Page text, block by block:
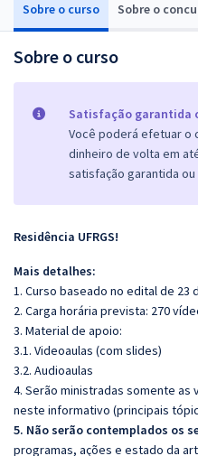
Sobre o curso Sobre o
Sobre o curso
Satisfação garantida
Você poderá efetuar o
dinheiro de volta em
satisfação garantida
Residência UFRGS!
Mais detalhes:
1. Curso baseado no edital de 23
2. Carga horária prevista: 270
3. Material de apoio:
3.1. Videoaulas (com slides)
3.2. Audioaulas
4. Serão ministradas somente
neste informativo (principais
5. Não serão contemplados os
programas, ações e estado da